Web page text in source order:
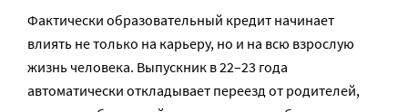
Фактически образовательный кредит начинает
влиять не только на карьеру, но и на всю взрослую
жизнь человека. Выпускник в 22–23 года
автоматически откладывает переезд от родителей,